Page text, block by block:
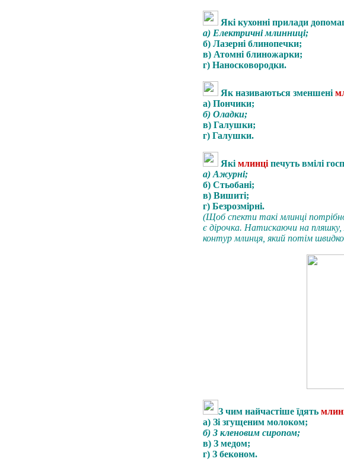
Які кухонні прилади
а) Електричні млинниці;
б) Лазерні блинопечки;
в) Атомні блиножарки;
г) Наносковородки.
Як називаються зменшені
а) Пончики;
б) Оладки;
в) Галушки;
г) Галушки.
Які млинці печуть вмілі
а) Ажурні;
б) Стьобані;
в) Вишиті;
г) Безрозмірні.
(Щоб спекти такі млинці
є дірочка. Натискаючи на пляшку,
контур млинця, який потім
З чим найчастіше їдять
а) Зі згущеним молоком;
б) З кленовим сиропом;
в) З медом;
г) З беконом.